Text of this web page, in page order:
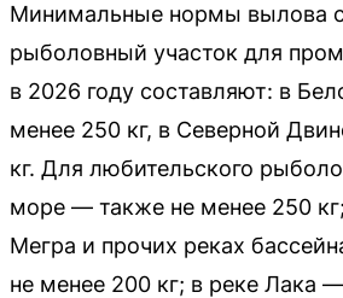
Минимальные нормы вылова
рыболовный участок для
в 2026 году составляют: в
менее 250 кг, в Северной
кг. Для любительского
море — также не менее 250
Мегра и прочих реках
не менее 200 кг; в реке Лака